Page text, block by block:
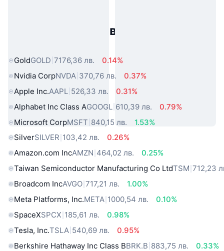
Популярни активи от реалния
GoldGOLD 7176,36 лв.
0.14%
Nvidia CorpNVDA 370,76 лв.
0.37%
Apple Inc.AAPL 526,33 лв.
0.31%
Alphabet Inc Class AGOOGL 610,39 лв.
0.79%
Microsoft CorpMSFT 840,15 лв.
1.53%
SilverSILVER 103,42 лв.
0.26%
Amazon.com IncAMZN 464,02 лв.
0.25%
Taiwan Semiconductor Manufacturing Co LtdTSM 712,23
Broadcom IncAVGO 717,21 лв.
1.00%
Meta Platforms, Inc.META 1000,54 лв.
0.10%
SpaceXSPCX 185,61 лв.
0.98%
Tesla, Inc.TSLA 540,69 лв.
0.95%
Berkshire Hathaway Inc Class BBRK.B 883,75 лв.
0.33%